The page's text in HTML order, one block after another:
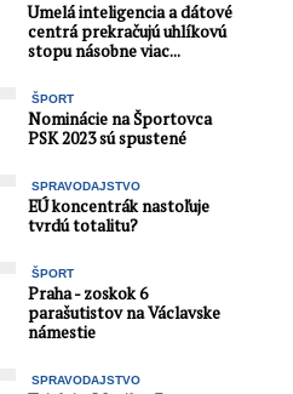
Umelá inteligencia a dátové
centrá prekračujú uhlíkovú
stopu násobne viac...
ŠPORT
Nominácie na Športovca
PSK 2023 sú spustené
SPRAVODAJSTVO
EÚ koncentrák nastoľuje
tvrdú totalitu?
ŠPORT
Praha - zoskok 6
parašutistov na Václavske
námestie
SPRAVODAJSTVO